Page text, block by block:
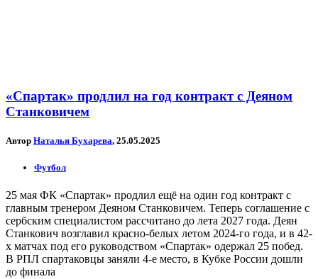
«Спартак» продлил на год контракт с Деяном
Станковичем
Автор Наталья Бухарева, 25.05.2025
Футбол
25 мая ФК «Спартак» продлил ещё на один год контракт с
главным тренером Деяном Станковичем. Теперь соглашение с
сербским специалистом рассчитано до лета 2027 года. Деян
Станкович возглавил красно-белых летом 2024-го года, и в 42-
х матчах под его руководством «Спартак» одержал 25 побед.
В РПЛ спартаковцы заняли 4-е место, в Кубке России дошли
до финала